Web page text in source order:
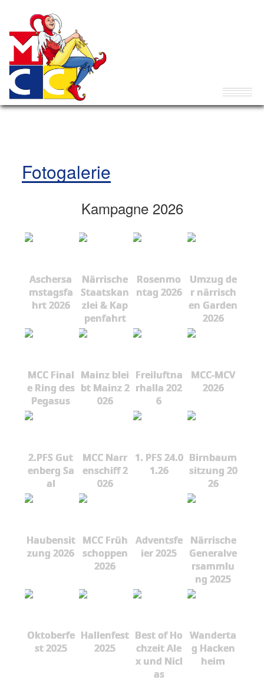
Fotogalerie
Kampagne 2026
Aschersa
mstagsfa
hrt 2026
Närrische
Staatskan
zlei & Kap
penfahrt
Rosenmo
ntag 2026
Umzug de
r närrisch
en Garden
2026
MCC Final
e Ring des
Pegasus
Mainz blei
bt Mainz 2
026
Freiluftna
rhalla 202
6
MCC-MCV
2026
2.PFS Gut
enberg Sa
al
MCC Narr
enschiff 2
026
1. PFS 24.0
1.26
Birnbaum
sitzung 20
26
Haubensit
zung 2026
MCC Früh
schoppen
2026
Adventsfe
ier 2025
Närrische
Generalve
rsammlu
ng 2025
Oktoberfe
st 2025
Hallenfest
2025
Best of Ho
chzeit Ale
x und Nicl
as
Wanderta
g Hacken
heim